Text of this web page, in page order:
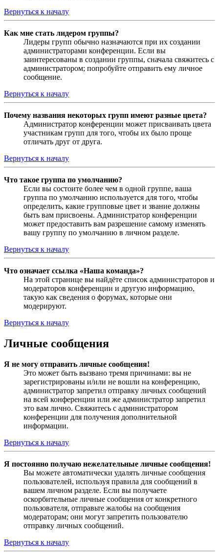
Вернуться к началу
Как мне стать лидером группы?
Лидеры групп обычно назначаются при их создании
администраторами конференции. Если вы
заинтересованы в создании группы, сначала свяжитесь с
администратором; попробуйте отправить ему личное
сообщение.
Вернуться к началу
Почему названия некоторых групп имеют разные цвета?
Администратор конференции может присваивать цвета
участникам групп для того, чтобы их было проще
отличать друг от друга.
Вернуться к началу
Что такое группа по умолчанию?
Если вы состоите более чем в одной группе, ваша
группа по умолчанию используется для того, чтобы
определить, какие групповые цвет и звание должны
быть вам присвоены. Администратор конференции
может предоставить вам разрешение самому изменять
вашу группу по умолчанию в личном разделе.
Вернуться к началу
Что означает ссылка «Наша команда»?
На этой странице вы найдёте список администраторов и
модераторов конференции и другую информацию,
такую как сведения о форумах, которые они
модерируют.
Вернуться к началу
Личные сообщения
Я не могу отправить личные сообщения!
Это может быть вызвано тремя причинами: вы не
зарегистрированы и/или не вошли на конференцию,
администратор запретил отправку личных сообщений
на всей конференции или же администратор запретил
это вам лично. Свяжитесь с администратором
конференции для получения дополнительной
информации.
Вернуться к началу
Я постоянно получаю нежелательные личные сообщения!
Вы можете автоматически удалять личные сообщения
пользователей, используя правила для сообщений в
вашем личном разделе. Если вы получаете
оскорбительные личные сообщения от конкретного
пользователя, отправьте жалобы на сообщения
модераторам; они могут запретить пользователю
отправку личных сообщений.
Вернуться к началу